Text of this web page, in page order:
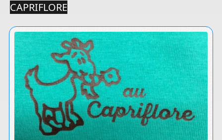
CAPRIFLORE